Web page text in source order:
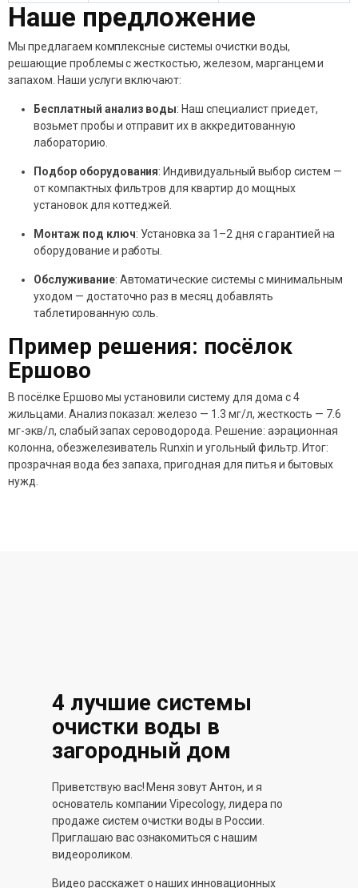
Наше предложение
Мы предлагаем комплексные системы очистки воды,
решающие проблемы с жесткостью, железом, марганцем и
запахом. Наши услуги включают:
Бесплатный анализ воды: Наш специалист приедет,
возьмет пробы и отправит их в аккредитованную
лабораторию.
Подбор оборудования: Индивидуальный выбор систем —
от компактных фильтров для квартир до мощных
установок для коттеджей.
Монтаж под ключ: Установка за 1–2 дня с гарантией на
оборудование и работы.
Обслуживание: Автоматические системы с минимальным
уходом — достаточно раз в месяц добавлять
таблетированную соль.
Пример решения: посёлок
Ершово
В посёлке Ершово мы установили систему для дома с 4
жильцами. Анализ показал: железо — 1.3 мг/л, жесткость — 7.6
мг-экв/л, слабый запах сероводорода. Решение: аэрационная
колонна, обезжелезиватель Runxin и угольный фильтр. Итог:
прозрачная вода без запаха, пригодная для питья и бытовых
нужд.
4 лучшие системы
очистки воды в
загородный дом
Приветствую вас! Меня зовут Антон, и я
основатель компании Vipecology, лидера по
продаже систем очистки воды в России.
Приглашаю вас ознакомиться с нашим
видеороликом.
Видео расскажет о наших инновационных